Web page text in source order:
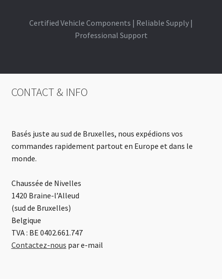
Certified Vehicle Components | Reliable Supply |
Professional Support
CONTACT & INFO
Basés juste au sud de Bruxelles, nous expédions vos
commandes rapidement partout en Europe et dans le
monde.
Chaussée de Nivelles
1420 Braine-l’Alleud
(sud de Bruxelles)
Belgique
TVA : BE 0402.661.747
Contactez-nous par e-mail